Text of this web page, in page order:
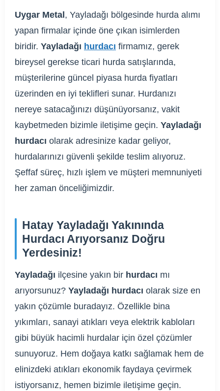
Uygar Metal , Yayladağı bölgesinde hurda alımı
yapan firmalar içinde öne çıkan isimlerden
biridir. Yayladağı hurdacı firmamız, gerek
bireysel gerekse ticari hurda satışlarında,
müşterilerine güncel piyasa hurda fiyatları
üzerinden en iyi teklifleri sunar. Hurdanızı
nereye satacağınızı düşünüyorsanız, vakit
kaybetmeden bizimle iletişime geçin. Yayladağı
hurdacı olarak adresinize kadar geliyor,
hurdalarınızı güvenli şekilde teslim alıyoruz.
Şeffaf süreç, hızlı işlem ve müşteri memnuniyeti
her zaman önceliğimizdir.
Hatay Yayladağı Yakınında
Hurdacı Arıyorsanız Doğru
Yerdesiniz!
Yayladağı ilçesine yakın bir hurdacı mı
arıyorsunuz? Yayladağı hurdacı olarak size en
yakın çözümle buradayız. Özellikle bina
yıkımları, sanayi atıkları veya elektrik kabloları
gibi büyük hacimli hurdalar için özel çözümler
sunuyoruz. Hem doğaya katkı sağlamak hem de
elinizdeki atıkları ekonomik faydaya çevirmek
istiyorsanız, hemen bizimle iletişime geçin.